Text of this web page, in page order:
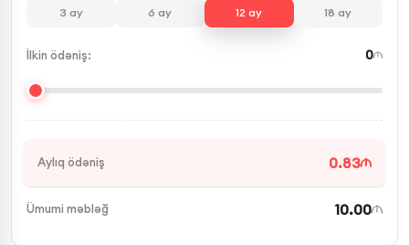
3 ay 6 ay 12 ay 18 ay
İlkin ödəniş: 0
Aylıq ödəniş 0.83
Ümumi məbləğ 10.00